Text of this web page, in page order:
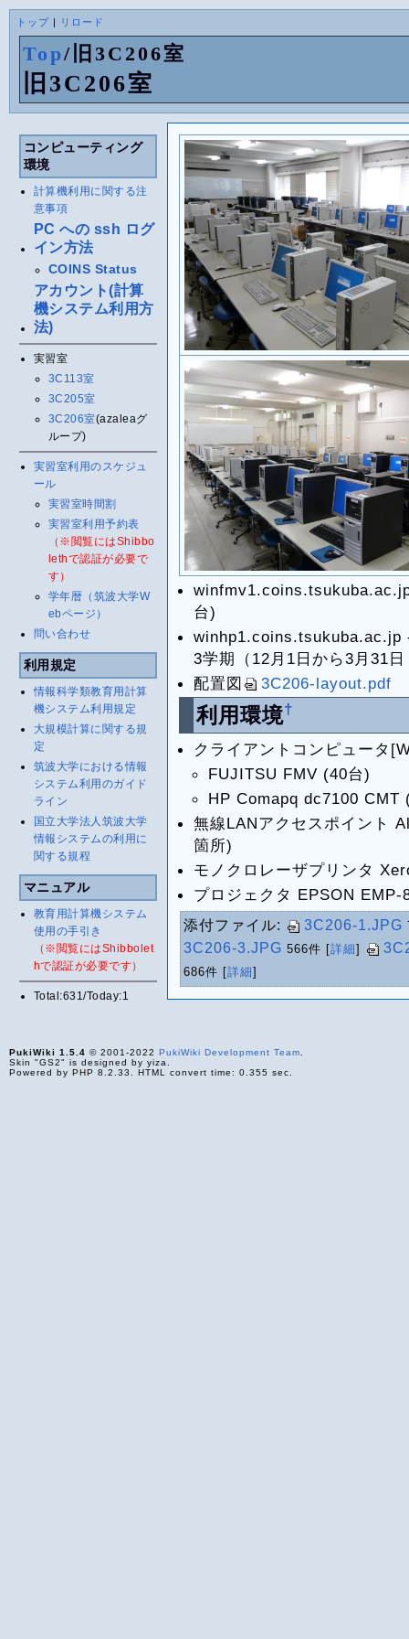
トップ| リロード
Top/ 旧3C206室
旧3C206室
コンピューティング
環境
計算機利用に関する注
意事項
PC への ssh ログ
イン方法
COINS Status
アカウント(計算
機システム利用方
法)
実習室
3C113室
3C205室
3C206室(azaleaグ
ループ)
実習室利用のスケジュ
ール
実習室時間割
実習室利用予約表
（※閲覧にはShibbo
lethで認証が必要で
す）
学年暦（筑波大学W
ebページ）
問い合わせ
利用規定
情報科学類教育用計算
機システム利用規定
大規模計算に関する規
定
筑波大学における情報
システム利用のガイド
ライン
国立大学法人筑波大学
情報システムの利用に
関する規程
マニュアル
教育用計算機システム
使用の手引き
（※閲覧にはShibbolet
hで認証が必要です）
Total:631/Today:1
台)
3学期（12月1日から3月31
配置図
3C206-layout.pdf
利用環境†
クライアントコンピュータ
FUJITSU FMV (40台)
HP Comapq dc7100 CMT
無線LANアクセスポイント
箇所)
モノクロレーザプリンタ
プロジェクタ EPSON EMP-
添付ファイル: 3C206-1.JPG
3C206-3.JPG 566件 [詳細]
686件 [詳細]
PukiWiki 1.5.4 © 2001-2022 PukiWiki Development Team
Skin "GS2" is designed by yiza.
Powered by PHP 8.2.33. HTML convert time: 0.355 sec.